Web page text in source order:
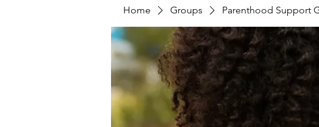
Home Groups Parenthood Support